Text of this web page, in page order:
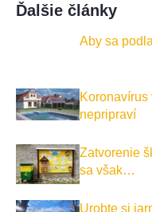
Ďalšie články
Aby sa
nepripraví
Zatvorenie
sa však…
Urobte si